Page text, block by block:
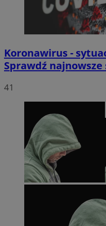
Koronawirus -
Sprawdź
41